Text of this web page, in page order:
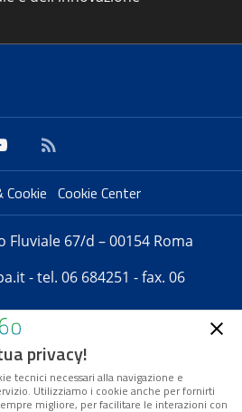
Cookie Cookie Center
Fluviale 67/d – 00154 Roma
- tel. 06 684251 - fax. 06
telematica iscritta
del Tribunale di Roma -
2008 - Direttore resp. Michela
privacy!
tecnici necessari alla navigazione e
Utilizziamo i cookie anche per fornirti
migliore, per facilitare le interazioni con